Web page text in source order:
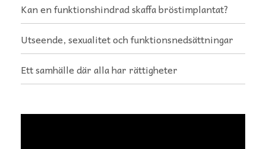
Kan en funktionshindrad skaffa bröstimplantat?
Utseende, sexualitet och funktionsnedsättningar
Ett samhälle där alla har rättigheter